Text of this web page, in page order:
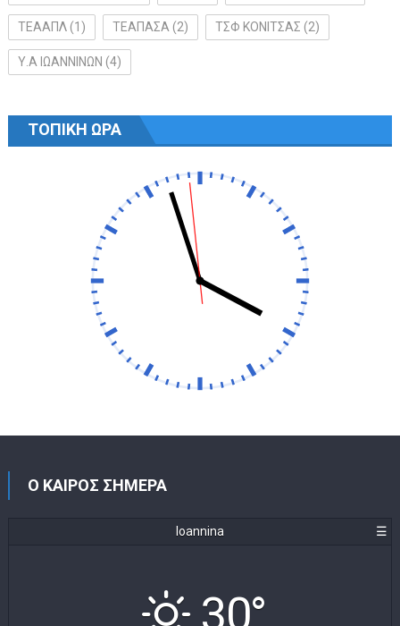
ΤΕΑΑΠΛ(1) ΤΕΑΠΑΣΑ (2) ΤΣΦ ΚΟΝΙΤΣΑΣ (2)
Υ.Α ΙΩΑΝΝΙΝΩΝ (4)
ΤΟΠΙΚΗ ΩΡΑ
Ο ΚΑΙΡΟΣ ΣΗΜΕΡΑ
Ioannina ☰
30°